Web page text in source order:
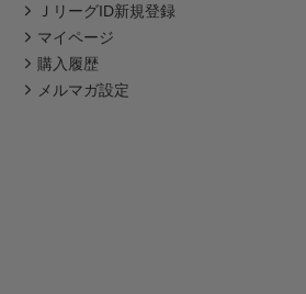
ＪリーグID新規登録
マイページ
購入履歴
メルマガ設定